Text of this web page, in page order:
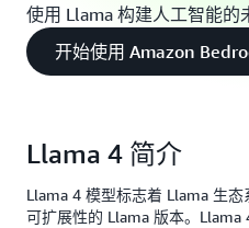
使用 Llama 构建人工智能的
开始使用 Amazon
Llama 4 简介
Llama 4 模型标志着 Llama 生
可扩展性的 Llama 版本。